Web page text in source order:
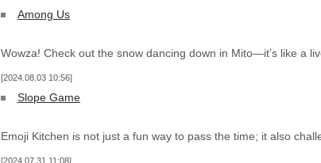
Among Us
Wowza! Check out the snow dancing down in Mito—it’s like a
2024.08.03 10:56
Slope Game
Emoji Kitchen is not just a fun way to pass the time; it also
2024.07.31 11:08